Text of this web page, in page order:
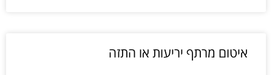
איטום מרתף יריעות או התזה